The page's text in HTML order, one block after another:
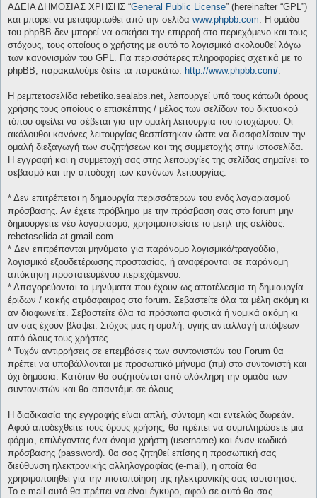
ΑΔΕΙΑ ΔΗΜΟΣΙΑΣ ΧΡΗΣΗΣ “General Public License” (hereinafter “GPL”)
και μπορεί να μεταφορτωθεί από την σελίδα www.phpbb.com. Η ομάδα
του phpBB δεν μπορεί να ασκήσει την επιρροή στο περιεχόμενο και τους
στόχους, τους οποίους ο χρήστης με αυτό το λογισμικό ακολουθεί λόγω
των κανονισμών του GPL. Για περισσότερες πληροφορίες σχετικά με το
phpBB, παρακαλούμε δείτε τα παρακάτω: http://www.phpbb.com/.
Η ρεμπετοσελίδα rebetiko.sealabs.net, λειτουργεί υπό τους κάτωθι όρους
χρήσης τους οποίους ο επισκέπτης / μέλος των σελίδων του δικτυακού
τόπου οφείλει να σέβεται για την ομαλή λειτουργία του ιστοχώρου. Οι
ακόλουθοι κανόνες λειτουργίας θεσπίστηκαν ώστε να διασφαλίσουν την
ομαλή διεξαγωγή των συζητήσεων και της συμμετοχής στην ιστοσελίδα.
Η εγγραφή και η συμμετοχή σας στης λειτουργίες της σελίδας σημαίνει το
σεβασμό και την αποδοχή των κανόνων λειτουργίας.
* Δεν επιτρέπεται η δημιουργία περισσότερων του ενός λογαριασμού
πρόσβασης. Αν έχετε πρόβλημα με την πρόσβαση σας στο forum μην
δημιουργείτε νέο λογαριασμό, χρησιμοποιείστε το μεηλ της σελίδας:
rebetoselida at gmail.com
* Δεν επιτρέπονται μηνύματα για παράνομο λογισμικό/τραγούδια,
λογισμικό εξουδετέρωσης προστασίας, ή αναφέρονται σε παράνομη
απόκτηση προστατευμένου περιεχόμενου.
* Απαγορεύονται τα μηνύματα που έχουν ως αποτέλεσμα τη δημιουργία
έριδων / κακής ατμόσφαιρας στο forum. Σεβαστείτε όλα τα μέλη ακόμη κι
αν διαφωνείτε. Σεβαστείτε όλα τα πρόσωπα φυσικά ή νομικά ακόμη κι
αν σας έχουν βλάψει. Στόχος μας η ομαλή, υγιής ανταλλαγή απόψεων
από όλους τους χρήστες.
* Τυχόν αντιρρήσεις σε επεμβάσεις των συντονιστών του Forum θα
πρέπει να υποβάλλονται με προσωπικό μήνυμα (πμ) στο συντονιστή και
όχι δημόσια. Κατόπιν θα συζητούνται από ολόκληρη την ομάδα των
συντονιστών και θα απαντάμε σε όλους.
Η διαδικασία της εγγραφής είναι απλή, σύντομη και εντελώς δωρεάν.
Αφού αποδεχθείτε τους όρους χρήσης, θα πρέπει να συμπληρώσετε μια
φόρμα, επιλέγοντας ένα όνομα χρήστη (username) και έναν κωδικό
πρόσβασης (password). θα σας ζητηθεί επίσης η προσωπική σας
διεύθυνση ηλεκτρονικής αλληλογραφίας (e-mail), η οποία θα
χρησιμοποιηθεί για την πιστοποίηση της ηλεκτρονικής σας ταυτότητας.
Το e-mail αυτό θα πρέπει να είναι έγκυρο, αφού σε αυτό θα σας